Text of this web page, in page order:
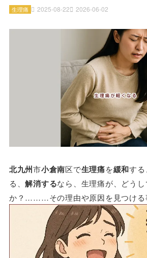
2025-08-22 2026-06-02
生理痛
北九州市小倉南区で生理痛を緩和す
る、解消するなら、生理痛が、どう
か？………その理由や原因を見つける